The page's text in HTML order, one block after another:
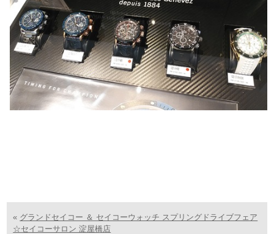
« グランドセイコー ＆ セイコーウォッチ スプリングドライブフェア
☆セイコーサロン 淀屋橋店